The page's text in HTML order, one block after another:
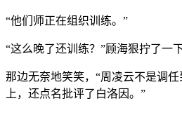
“他们师正在组织训练。”
“这么晚了还训练？”顾海狠拧了一下
那边无奈地笑笑，“周凌云不是调
上，还点名批评了白洛因。”